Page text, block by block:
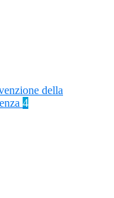
della
4